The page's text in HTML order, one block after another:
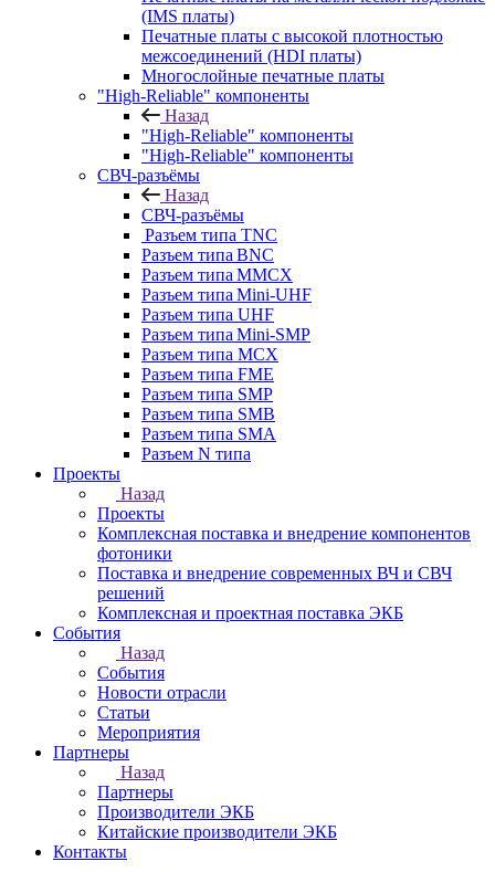
(IMS платы)
Печатные платы с высокой плотностью
межсоединений (HDI платы)
Многослойные печатные платы
"High-Reliable" компоненты
Назад
"High-Reliable" компоненты
"High-Reliable" компоненты
СВЧ-разъёмы
Назад
СВЧ-разъёмы
Разъем типа TNC
Разъем типа BNC
Разъем типа MMCX
Разъем типа Mini-UHF
Разъем типа UHF
Разъем типа Mini-SMP
Разъем типа MCX
Разъем типа FME
Разъем типа SMP
Разъем типа SMB
Разъем типа SMA
Разъем N типа
Проекты
Назад
Проекты
Комплексная поставка и внедрение компонентов
фотоники
Поставка и внедрение современных ВЧ и СВЧ
решений
Комплексная и проектная поставка ЭКБ
События
Назад
События
Новости отрасли
Статьи
Мероприятия
Партнеры
Назад
Партнеры
Производители ЭКБ
Китайские производители ЭКБ
Контакты